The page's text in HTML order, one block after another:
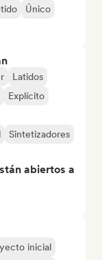
Único
Latidos
Explícito
Sintetizadores
abiertos a
inicial